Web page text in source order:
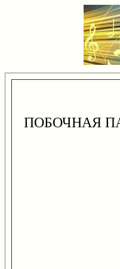
ПОБОЧНАЯ